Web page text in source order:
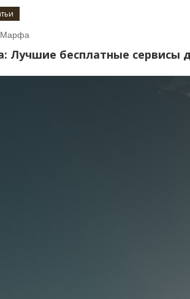
Марфа
Лучшие бесплатные сервисы